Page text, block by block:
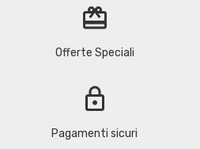
redeem
Offerte Speciali
lock
Pagamenti sicuri